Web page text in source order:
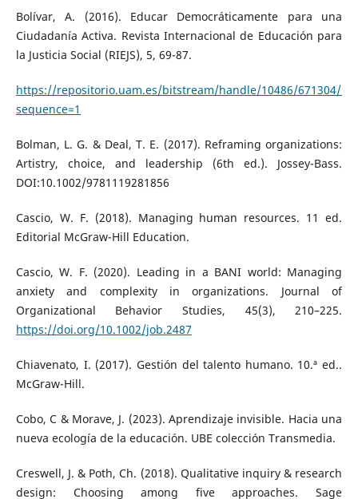
Bolívar, A. (2016). Educar Democráticamente para una
Ciudadanía Activa. Revista Internacional de Educación para
la Justicia Social (RIEJS), 5, 69-87.
https://repositorio.uam.es/bitstream/handle/10486/671304/
sequence=1
Bolman, L. G. & Deal, T. E. (2017). Reframing organizations:
Artistry, choice, and leadership (6th ed.). Jossey-Bass.
DOI:10.1002/9781119281856
Cascio, W. F. (2018). Managing human resources. 11 ed.
Editorial McGraw-Hill Education.
Cascio, W. F. (2020). Leading in a BANI world: Managing
anxiety and complexity in organizations. Journal of
Organizational Behavior Studies, 45(3), 210–225.
https://doi.org/10.1002/job.2487
Chiavenato, I. (2017). Gestión del talento humano. 10.ª ed..
McGraw-Hill.
Cobo, C & Morave, J. (2023). Aprendizaje invisible. Hacia una
nueva ecología de la educación. UBE colección Transmedia.
Creswell, J. & Poth, Ch. (2018). Qualitative inquiry & research
design: Choosing among five approaches. Sage